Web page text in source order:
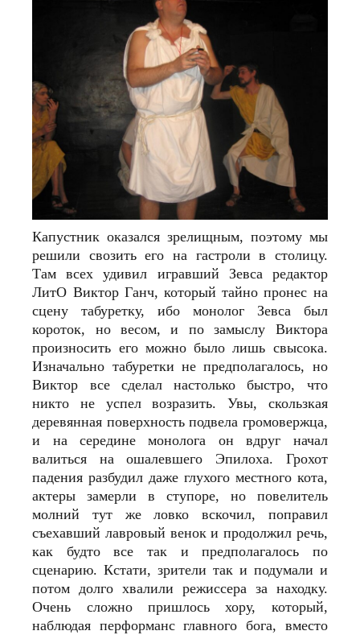
Капустник оказался зрелищным, поэтому мы
решили свозить его на гастроли в столицу.
Там всех удивил игравший Зевса редактор
ЛитО Виктор Ганч, который тайно пронес на
сцену табуретку, ибо монолог Зевса был
короток, но весом, и по замыслу Виктора
произносить его можно было лишь свысока.
Изначально табуретки не предполагалось, но
Виктор все сделал настолько быстро, что
никто не успел возразить. Увы, скользкая
деревянная поверхность подвела громовержца,
и на середине монолога он вдруг начал
валиться на ошалевшего Эпилоха. Грохот
падения разбудил даже глухого местного кота,
актеры замерли в ступоре, но повелитель
молний тут же ловко вскочил, поправил
съехавший лавровый венок и продолжил речь,
как будто все так и предполагалось по
сценарию. Кстати, зрители так и подумали и
потом долго хвалили режиссера за находку.
Очень сложно пришлось хору, который,
наблюдая перформанс главного бога, вместо